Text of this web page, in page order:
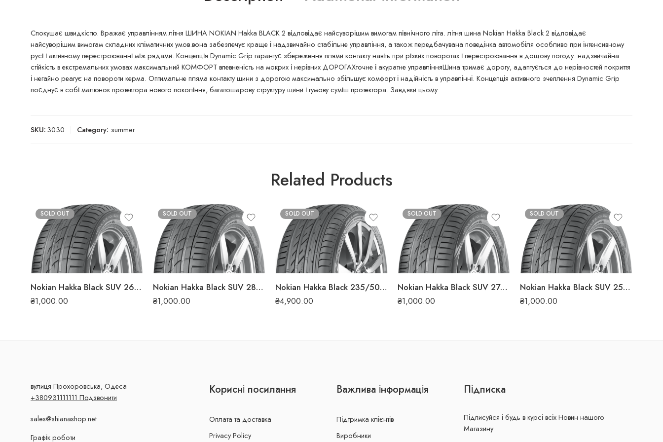
Спокушає швидкістю. Вражає управлінням літня ШИНА NOKIAN Hakka BLACK 2 відповідає найсуворішим вимогам північного літа. літня шина Nokian Hakka Black 2 відповідає
найсуворішим вимогам складних кліматичних умов.вона забезпечує краще і надзвичайно стабільне управління, а також передбачувана поведінка автомобіля особливо при інтенсивному
русі і активному перестроюванні між рядами. Концепція Dynamic Grip гарантує збереження плями контакту навіть при різких поворотах і перестроювання в дощову погоду. надзвичайна
стійкість в екстремальних умовах максимальний КОМФОРТ впевненість на мокрих і нерівних ДОРОГАХточне і акуратне управлінняШина тримає дорогу, адаптується до нерівностей покриття
і негайно реагує на повороти керма. Оптимальне пляма контакту шини з дорогою максимально збільшує комфорт і надійність в управлінні. Концепція активного зчеплення Dynamic Grip
поєднує в собі малюнок протектора нового покоління, багатошарову структуру шини і гумову суміш протектора. Завдяки цьому
SKU:3030 Category: summer
Related Products
SOLD OUT
Nokian Hakka Black SUV 265/45 ZR20 108Y XL літня шина
₴1,000.00
SOLD OUT
Nokian Hakka Black SUV 285/50 R20 116W XL літня шина
₴1,000.00
SOLD OUT
Nokian Hakka Black 235/50 ZR18 101Y XL літня шина
₴4,900.00
SOLD OUT
Nokian Hakka Black SUV 275/55 R19 111W літня шина
₴1,000.00
SOLD OUT
Nokian Hakka Black SUV 255/60 R18 112V XL літня шина
₴1,000.00
вулиця Прохоровська, Одеса
+380931111111 Подзвонити
sales@shianashop.net
Графік роботи
Корисні посилання
Оплата та доставка
Privacy Policy
Важлива інформація
Підтримка клієнтів
Виробники
Підписка
Підписуйся і будь в курсі всіх Новин нашого
Магазину